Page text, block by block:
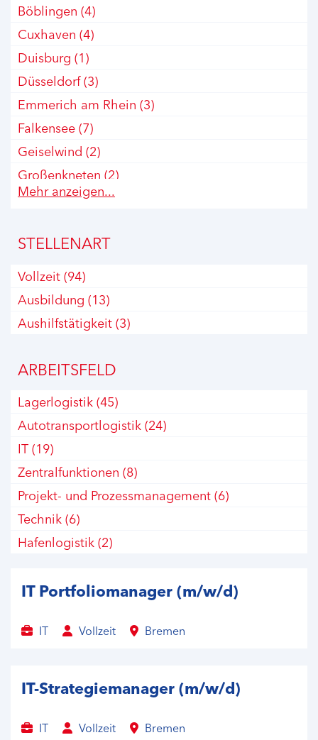
Böblingen (4)
Cuxhaven (4)
Duisburg (1)
Düsseldorf(3)
Emmerich am Rhein (3)
Falkensee(7)
Geiselwind (2)
Großenkneten (2)
Hamburg(3)
Koblenz(1)
Krefeld (8)
Köln (2)
Leipzig (1)
Neuss(6)
Paderborn(2)
Schlüchtern(3)
Schlüsselfeld
Sülzetal(2)
Uebigau(6)
Wallenhorst
Willstätt(1)
Mehr anzeigen...
STELLENART
Vollzeit(94)
Ausbildung (13)
Aushilfstätigkeit(3)
ARBEITSFELD
Lagerlogistik(45)
Autotransportlogistik(24)
IT(19)
Zentralfunktionen (8)
Projekt- und Prozessmanagement(6)
Technik(6)
Hafenlogistik(2)
IT Portfoliomanager (m/w/d)
IT Vollzeit Bremen
IT-Strategiemanager (m/w/d)
IT Vollzeit Bremen